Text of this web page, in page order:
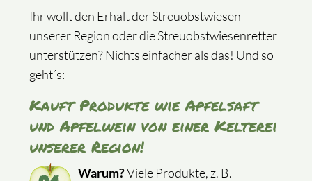
Ihr wollt den Erhalt der Streuobstwiesen
unserer Region oder die Streuobstwiesenretter
unterstützen? Nichts einfacher als das! Und so
geht´s:
Kauft Produkte wie Apfelsaft
und Apfelwein von einer Kelterei
unserer Region!
Warum?Viele Produkte, z. B.